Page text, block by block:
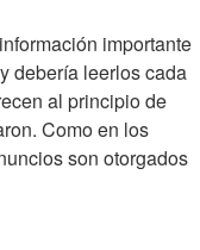
importante
debería leerlos cada
al principio de
Como en los
son otorgados